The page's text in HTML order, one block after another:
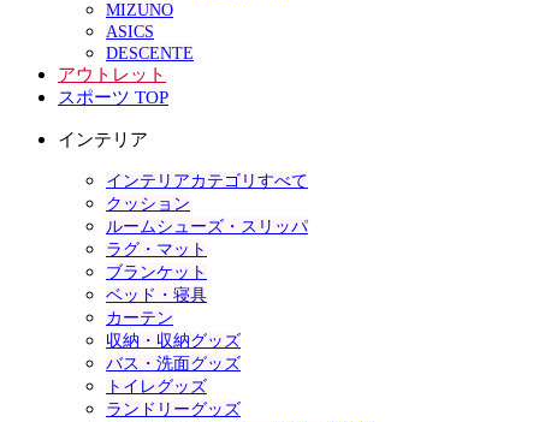
MIZUNO
ASICS
DESCENTE
アウトレット
スポーツ TOP
インテリア
インテリアカテゴリすべて
クッション
ルームシューズ・スリッパ
ラグ・マット
ブランケット
ベッド・寝具
カーテン
収納・収納グッズ
バス・洗面グッズ
トイレグッズ
ランドリーグッズ